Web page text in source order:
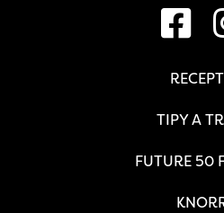
TIPY A
FUTURE 50